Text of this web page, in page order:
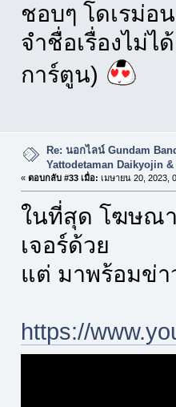
ชอบๆ โดเรม่อ
จำชื่อเรื่องไม่
การ์ตูน)
Re: นอกไลน์ Gundam
Yattodetaman Daikyojin &
« ตอบกลับ #33 เมื่อ: เมษายน 20, 2023,
ในที่สุด โฆษณา
เจอร์ด้วย
แต่ มาพร้อมข่า
https://